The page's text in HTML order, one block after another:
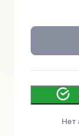
Нет